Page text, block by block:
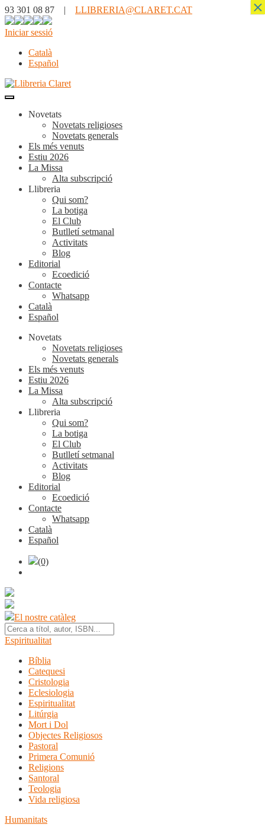
93 301 08 87 | LLIBRERIA@CLARET.CAT
Iniciar sessió
Català
Español
Novetats
Novetats religioses
Novetats generals
Els més venuts
Estiu 2026
La Missa
Alta subscripció
Llibreria
Qui som?
La botiga
El Club
Butlletí setmanal
Activitats
Blog
Editorial
Ecoedició
Contacte
Whatsapp
Català
Español
Novetats
Novetats religioses
Novetats generals
Els més venuts
Estiu 2026
La Missa
Alta subscripció
Llibreria
Qui som?
La botiga
El Club
Butlletí setmanal
Activitats
Blog
Editorial
Ecoedició
Contacte
Whatsapp
Català
Español
(0)
El nostre catàleg
Espiritualitat
Bíblia
Catequesi
Cristologia
Eclesiologia
Espiritualitat
Litúrgia
Mort i Dol
Objectes Religiosos
Pastoral
Primera Comunió
Religions
Santoral
Teologia
Vida religiosa
Humanitats
×